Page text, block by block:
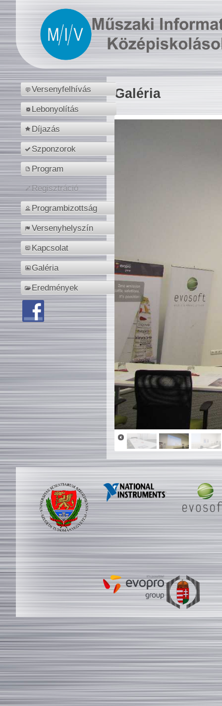
Versenyfelhívás
Lebonyolítás
Díjazás
Szponzorok
Program
Regisztráció
Programbizottság
Versenyhelyszín
Kapcsolat
Galéria
Eredmények
Galéria